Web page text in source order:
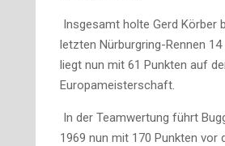
Insgesamt holte Gerd Körber
letzten Nürburgring-Rennen 14
liegt nun mit 61 Punkten auf
Europameisterschaft.
In der Teamwertung führt
1969 nun mit 170 Punkten vor